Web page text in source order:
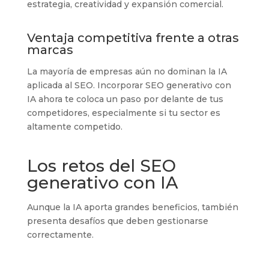
estrategia, creatividad y expansión comercial.
Ventaja competitiva frente a otras
marcas
La mayoría de empresas aún no dominan la IA
aplicada al SEO. Incorporar SEO generativo con
IA ahora te coloca un paso por delante de tus
competidores, especialmente si tu sector es
altamente competido.
Los retos del SEO
generativo con IA
Aunque la IA aporta grandes beneficios, también
presenta desafíos que deben gestionarse
correctamente.